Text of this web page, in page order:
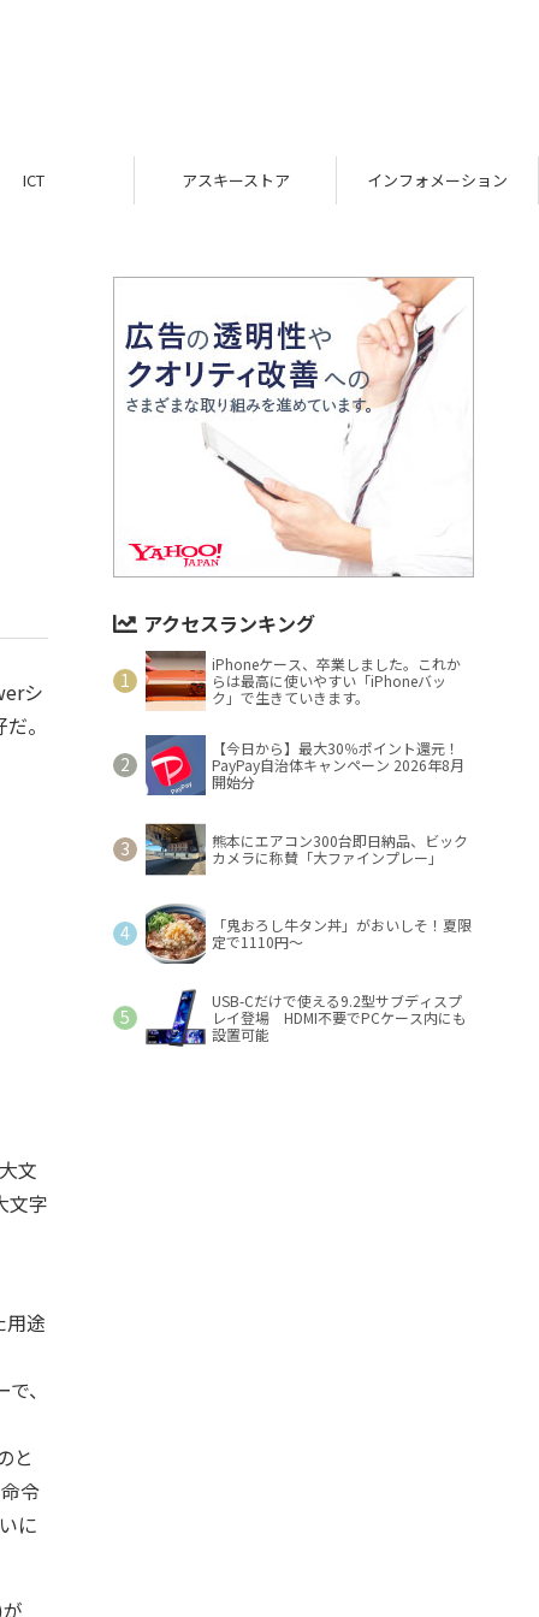
アスキーストア インフォメーション
シ
。
文
文字
用途
、
と
令
に
アクセスランキング
iPhoneケース、卒業しました。これか
らは最高に使いやすい「iPhoneバッ
ク」で生きていきます。
【今日から】最大30％ポイント還元！
PayPay自治体キャンペーン 2026年8月
開始分
熊本にエアコン300台即日納品、ビック
カメラに称賛「大ファインプレー」
「鬼おろし牛タン丼」がおいしそ！夏限
定で1110円～
USB-Cだけで使える9.2型サブディスプ
レイ登場 HDMI不要でPCケース内にも
設置可能